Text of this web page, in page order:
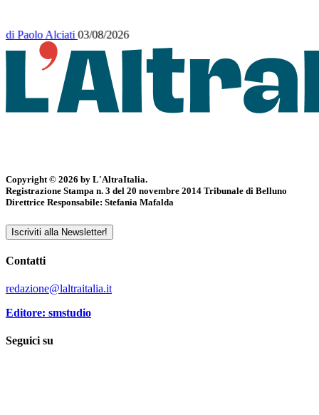
diPaolo Alciati 03/08/2026
Copyright © 2026 by L'AltraItalia.
Registrazione Stampa n. 3 del 20 novembre 2014 Tribunale di Belluno
Direttrice Responsabile: Stefania Mafalda
Iscriviti alla Newsletter!
Contatti
redazione@laltraitalia.it
Editore: smstudio
Seguici su